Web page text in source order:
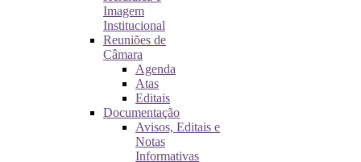
Imagem
Institucional
Reuniões de
Câmara
Agenda
Atas
Editais
Documentação
Avisos, Editais e
Notas
Informativas